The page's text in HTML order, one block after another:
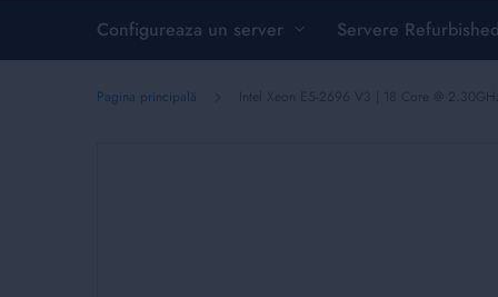
Configureaza un server Servere Refurbished
Pagina principală